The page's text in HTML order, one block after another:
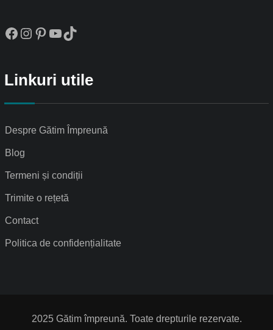
Linkuri utile
Despre Gătim Împreună
Blog
Termeni și condiții
Trimite o rețetă
Contact
Politica de confidențialitate
2025 Gătim împreună. Toate drepturile rezervate.